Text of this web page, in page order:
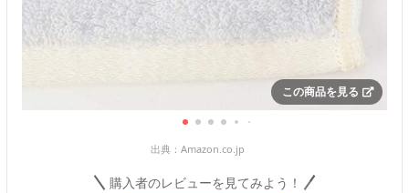
この商品を見る
出典： Amazon.co.jp
購入者のレビューを見てみよう！